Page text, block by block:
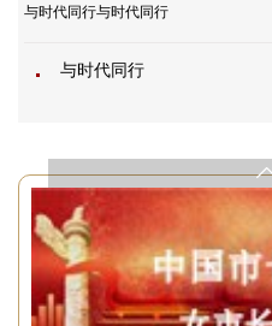
与时代同行与时代同行
与时代同行